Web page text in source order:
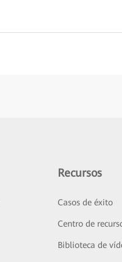
Recursos
Casos de éxito
Centro de
Biblioteca de